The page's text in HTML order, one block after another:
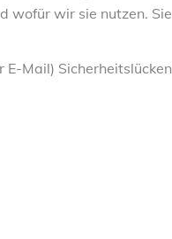
wir sie nutzen.
Mail)